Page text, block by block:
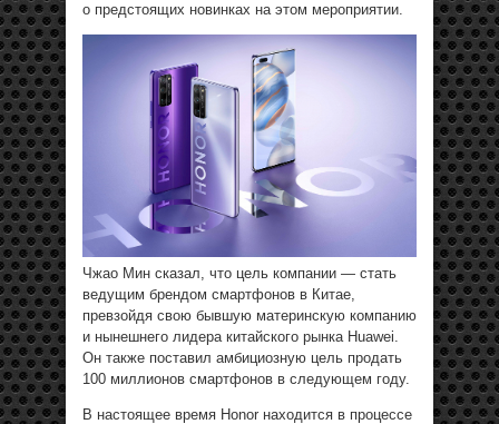
о предстоящих новинках на этом мероприятии.
Чжао Мин сказал, что цель компании — стать
ведущим брендом смартфонов в Китае,
превзойдя свою бывшую материнскую компанию
и нынешнего лидера китайского рынка Huawei.
Он также поставил амбициозную цель продать
100 миллионов смартфонов в следующем году.
В настоящее время Honor находится в процессе